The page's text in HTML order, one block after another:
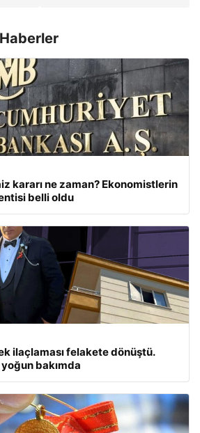
kararı ne zaman? Ekonomistlerin
belli oldu
ilaçlaması felakete dönüştü.
bakımda